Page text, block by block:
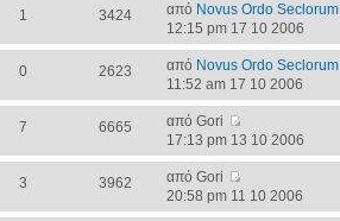
1 3424 από Novus Ordo Seclorum
12:15 pm 17 10 2006
0 2623 από Novus Ordo Seclorum
11:52 am 17 10 2006
7 6665
από Gori
17:13 pm 13 10 2006
3 3962
από Gori
20:58 pm 11 10 2006